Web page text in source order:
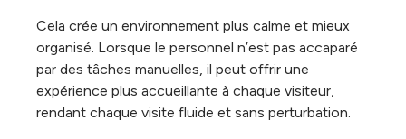
Cela crée un environnement plus calme et mieux
organisé. Lorsque le personnel n’est pas accaparé
par des tâches manuelles, il peut offrir une
expérience plus accueillante à chaque visiteur,
rendant chaque visite fluide et sans perturbation.